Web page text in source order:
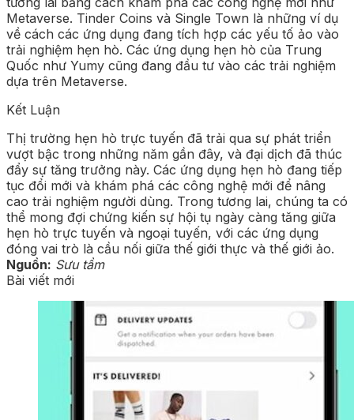
Metaverse. Tinder Coins và Single Town là những ví dụ
về cách các ứng dụng đang tích hợp các yếu tố ảo vào
trải nghiệm hẹn hò. Các ứng dụng hẹn hò của Trung
Quốc như Yumy cũng đang đầu tư vào các trải nghiệm
dựa trên Metaverse.
Kết Luận
Thị trường hẹn hò trực tuyến đã trải qua sự phát triển
vượt bậc trong những năm gần đây, và đại dịch đã thúc
đẩy sự tăng trưởng này. Các ứng dụng hẹn hò đang tiếp
tục đổi mới và khám phá các công nghệ mới để nâng
cao trải nghiệm người dùng. Trong tương lai, chúng ta có
thể mong đợi chứng kiến sự hội tụ ngày càng tăng giữa
hẹn hò trực tuyến và ngoại tuyến, với các ứng dụng
đóng vai trò là cầu nối giữa thế giới thực và thế giới ảo.
Nguồn: Sưu tầm
Bài viết mới